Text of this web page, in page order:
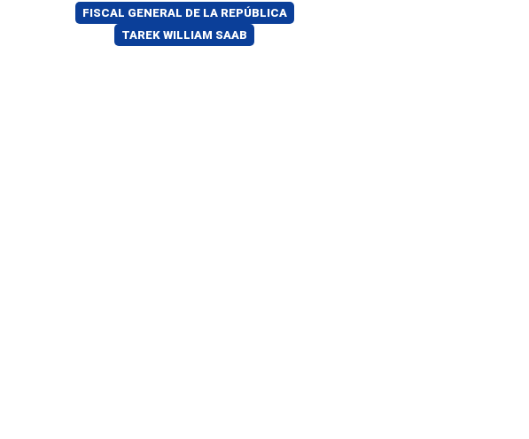
FISCAL GENERAL DE LA REPÚBLICA
TAREK WILLIAM SAAB